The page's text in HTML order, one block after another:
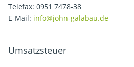
Telefax: 0951 7478-38
E-Mail: info@john-galabau.de
Umsatzsteuer